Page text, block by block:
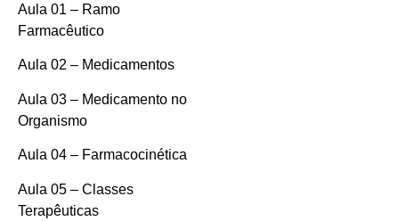
Aula 01 – Ramo
Farmacêutico
Aula 02 – Medicamentos
Aula 03 – Medicamento no
Organismo
Aula 04 – Farmacocinética
Aula 05 – Classes
Terapêuticas